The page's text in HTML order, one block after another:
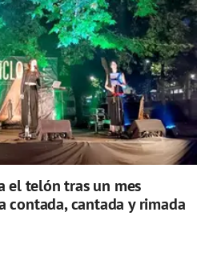
el telón tras un mes
contada, cantada y rimada